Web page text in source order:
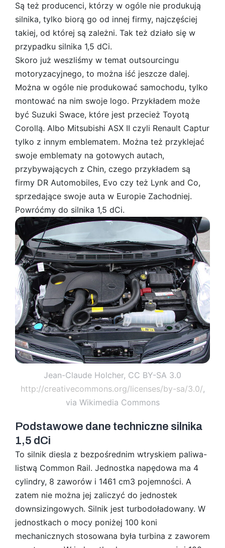
Są też producenci, którzy w ogóle nie produkują
silnika, tylko biorą go od innej firmy, najczęściej
takiej, od której są zależni. Tak też działo się w
przypadku silnika 1,5 dCi.
Skoro już weszliśmy w temat outsourcingu
motoryzacyjnego, to można iść jeszcze dalej.
Można w ogóle nie produkować samochodu, tylko
montować na nim swoje logo. Przykładem może
być Suzuki Swace, które jest przecież Toyotą
Corollą. Albo Mitsubishi ASX II czyli Renault Captur
tylko z innym emblematem. Można też przyklejać
swoje emblematy na gotowych autach,
przybywających z Chin, czego przykładem są
firmy DR Automobiles, Evo czy też Lynk and Co,
sprzedające swoje auta w Europie Zachodniej.
Powróćmy do silnika 1,5 dCi.
Jean-Claude Holcher, CC BY-SA 3.0
http://creativecommons.org/licenses/by-sa/3.0/,
via Wikimedia Commons
Podstawowe dane techniczne silnika
1,5 dCi
To silnik diesla z bezpośrednim wtryskiem paliwa-
listwą Common Rail. Jednostka napędowa ma 4
cylindry, 8 zaworów i 1461 cm3 pojemności. A
zatem nie można jej zaliczyć do jednostek
downsizingowych. Silnik jest turbodoładowany. W
jednostkach o mocy poniżej 100 koni
mechanicznych stosowana była turbina z zaworem